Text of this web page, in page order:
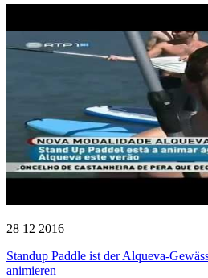
28 12 2016
Standup Paddle ist der Alqueva-
animieren